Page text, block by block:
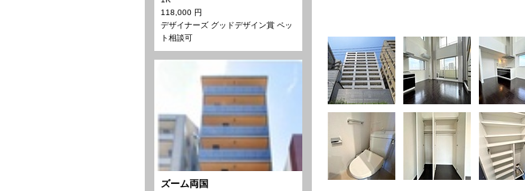
118,000 円
デザイナーズ グッドデザイン賞 ペッ
ト相談可
ズーム両国